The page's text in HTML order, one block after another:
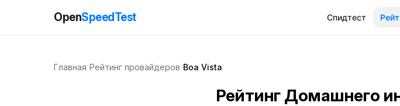
OpenSpeedTest Спидтест
Главная Рейтинг провайдеров Boa Vista
Рейтинг Домашнего